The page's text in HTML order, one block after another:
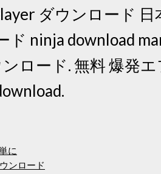
ダウンロード
ド ninja download
ロード. 無料 爆発
に
ウンロード